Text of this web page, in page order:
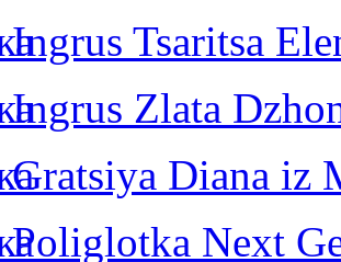
Ingrus Tsaritsa
Ingrus Zlata
Gratsiya Diana iz
Poliglotka Next